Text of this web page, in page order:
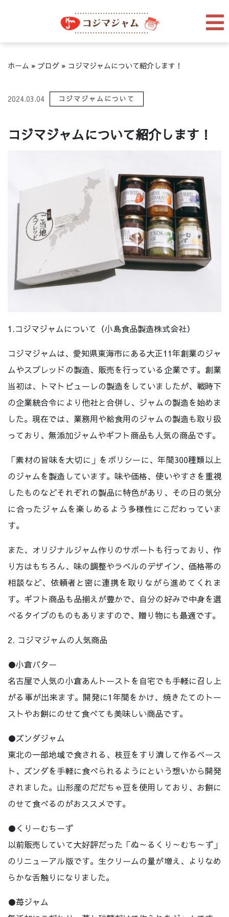
ホーム » ブログ » コジマジャムについて紹介します！
2024.03.04 コジマジャムについて
コジマジャムについて紹介します！
1.コジマジャムについて（小島食品製造株式会社）
コジマジャムは、愛知県東海市にある大正11年創業のジャ
ムやスプレッドの製造、販売を行っている企業です。創業
当初は、トマトピューレの製造をしていましたが、戦時下
の企業統合令により他社と合併し、ジャムの製造を始めま
した。現在では、業務用や給食用のジャムの製造も取り扱
っており、無添加ジャムやギフト商品も人気の商品です。
「素材の旨味を大切に」をポリシーに、年間300種類以上
のジャムを製造しています。味や価格、使いやすさを重視
したものなどそれぞれの製品に特色があり、その日の気分
に合ったジャムを楽しめるよう多様性にこだわっていま
す。
また、オリジナルジャム作りのサポートも行っており、作
り方はもちろん、味の調整やラベルのデザイン、価格帯の
相談など、依頼者と密に連携を取りながら進めてくれま
す。ギフト商品も品揃えが豊かで、自分の好みで中身を選
べるタイプのものもありますので、贈り物にも最適です。
2. コジマジャムの人気商品
●小倉バター
名古屋で人気の小倉あんトーストを自宅でも手軽に召し上
がる事が出来ます。開発に1年間をかけ、焼きたてのトー
ストやお餅にのせて食べても美味しい商品です。
●ズンダジャム
東北の一部地域で食される、枝豆をすり潰して作るペース
ト、ズンダを手軽に食べられるようにという想いから開発
されました。山形産のだだちゃ豆を使用しており、お餅に
のせて食べるのがおススメです。
●くりーむちーず
以前販売していて大好評だった「ぬ～るくり～むち～ず」
のリニューアル版です。生クリームの量が増え、よりなめ
らかな舌触りになりました。
●苺ジャム